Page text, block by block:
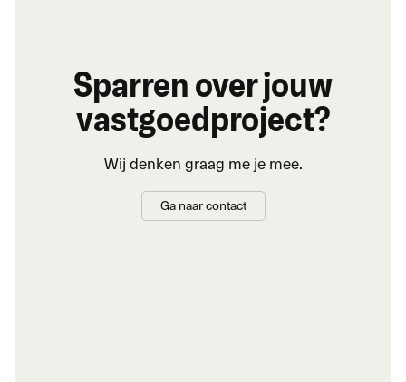
Sparren over jouw
vastgoedproject?
Wij denken graag me je mee.
Ga naar contact